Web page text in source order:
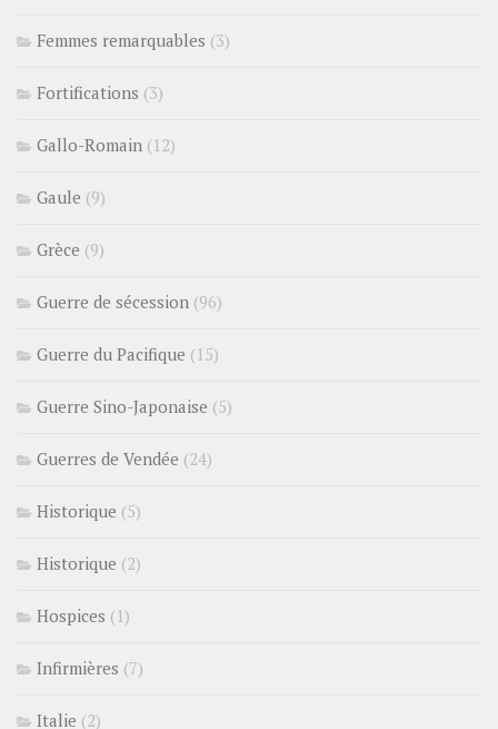
Femmes remarquables (3)
Fortifications (3)
Gallo-Romain (12)
Gaule (9)
Grèce (9)
Guerre de sécession (96)
Guerre du Pacifique (15)
Guerre Sino-Japonaise (5)
Guerres de Vendée (24)
Historique (5)
Historique (2)
Hospices (1)
Infirmières (7)
Italie (2)